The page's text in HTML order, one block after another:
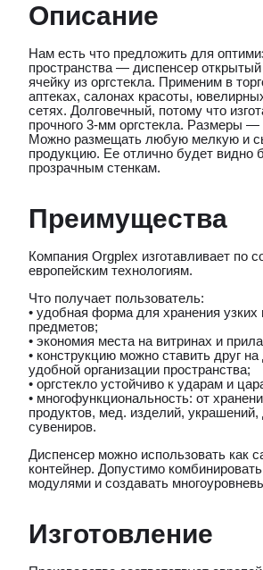
Описание
Нам есть что предложить для
пространства — диспенсер открытый
ячейку из оргстекла. Применим в
аптеках, салонах красоты,
сетях. Долговечный, потому что
прочного 3-мм оргстекла. Размеры
Можно размещать любую мелкую и
продукцию. Ее отлично будет видно
прозрачным стенкам.
Преимущества
Компания Orgplex изготавливает по
европейским технологиям.
Что получает пользователь:
• удобная форма для хранения узких
предметов;
• экономия места на витринах и
• конструкцию можно ставить друг на
удобной организации пространства;
• оргстекло устойчиво к ударам и
• многофункциональность: от
продуктов, мед. изделий,
сувениров.
Диспенсер можно использовать как
контейнер. Допустимо
модулями и создавать
Изготовление